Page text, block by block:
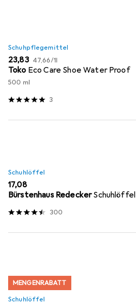
Schuhpflegemittel
EUR
23,83 EUR
47,66/1l
Toko Eco Care Shoe Water Proof
500 ml
3
Schuhlöffel
EUR
17,08
Bürstenhaus RedeckerSchuhlöffel
300
MENGENRABATT
Schuhlöffel